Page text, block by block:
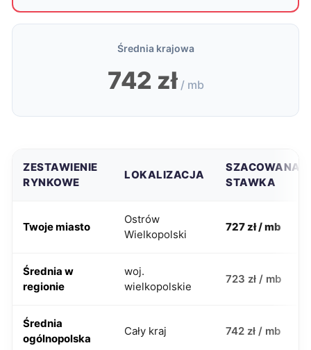
Średnia krajowa
742 zł / mb
ZESTAWIENIE
RYNKOWE
LOKALIZACJA
SZACOWANA
STAWKA
Twoje miasto
Ostrów
Wielkopolski
727 zł / mb
Średnia w
regionie
woj.
wielkopolskie
723 zł / mb
Średnia
ogólnopolska
Cały kraj 742 zł / mb